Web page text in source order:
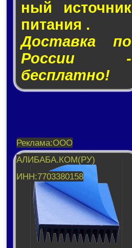
ный ис­точ­ник
пи­та­ния .
Доставка по
России -
бесплатно!